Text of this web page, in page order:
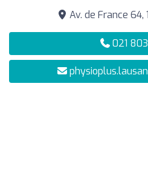
Av. de France 64,
021 803